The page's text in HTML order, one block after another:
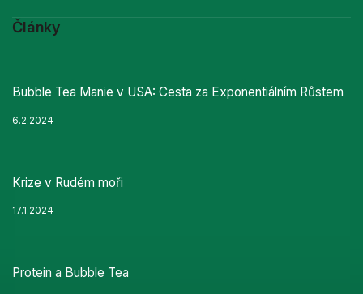
Články
Bubble Tea Manie v USA: Cesta za Exponentiálním Růstem
6.2.2024
Krize v Rudém moři
17.1.2024
Protein a Bubble Tea